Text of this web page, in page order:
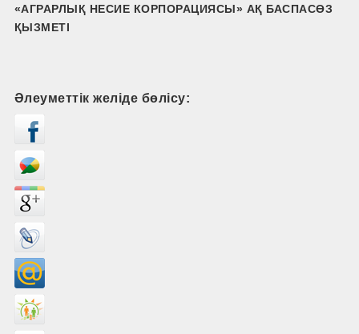
«АГРАРЛЫҚ НЕСИЕ КОРПОРАЦИЯСЫ» АҚ БАСПАСӨЗ
ҚЫЗМЕТІ
Әлеуметтік желіде бөлісу: